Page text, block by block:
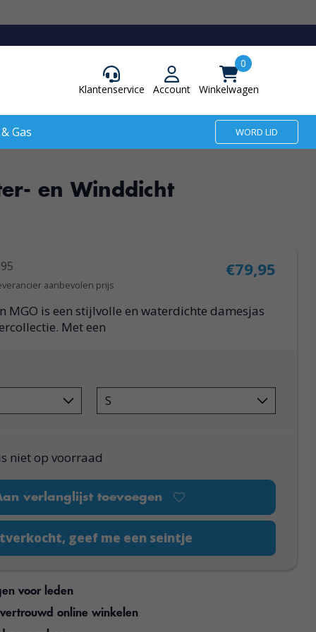
Klantenservice Account Winkelwagen
Gas WORD LID
en Winddicht
aanbevolen prijs
€79,95
MGO is een stijlvolle en waterdichte damesjas
Met een
niet op voorraad
verlanglijst toevoegen
geef me een seintje
voor leden
online winkelen